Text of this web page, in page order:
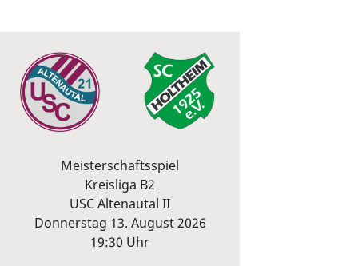
Meisterschaftsspiel
Kreisliga B2
USC Altenautal II
Donnerstag 13. August 2026
19:30 Uhr